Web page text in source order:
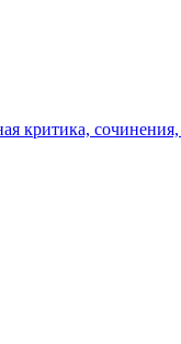
критика,